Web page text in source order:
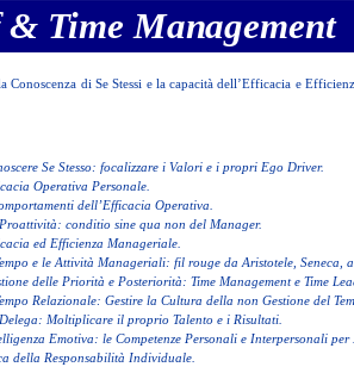
& Time Management
di Se Stessi e la capacità dell’Efficacia e
Se Stesso: focalizzare i Valori e i propri Ego Driver.
Operativa Personale.
dell’Efficacia Operativa.
conditio sine qua non del Manager.
ed Efficienza Manageriale.
e le Attività Manageriali: fil rouge da Aristotele, Seneca,
delle Priorità e Posteriorità: Time Management e Time
Relazionale: Gestire la Cultura della non Gestione del
Moltiplicare il proprio Talento e i Risultati.
Emotiva: le Competenze Personali e Interpersonali per
della Responsabilità Individuale.